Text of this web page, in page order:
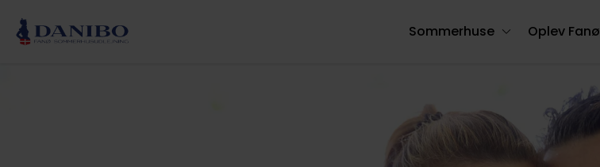
Sommerhuse Oplev Fanø